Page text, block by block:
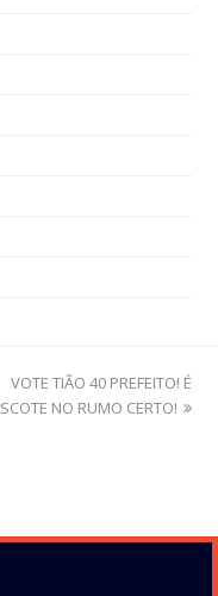
next
post:
VOTE TIÃO 40 PREFEITO! É
NO RUMO CERTO!